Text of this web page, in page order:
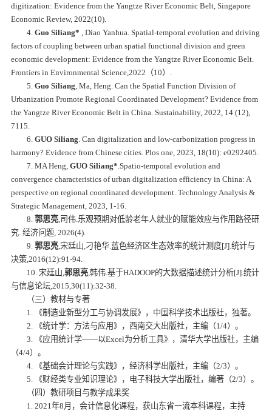
digitization: Evidence from the Yangtze River Economic Belt, Singapore
Economic Review, 2022(10).
4.Guo Siliang* , Diao Yanhua. Spatial-temporal evolution and driving
factors of coupling between urban spatial functional division and green
economic development: Evidence from the Yangtze River Economic Belt.
Frontiers in Environmental Science ,2022（10）.
5.Guo Siliang , Ma, Heng. Can the Spatial Function Division of
Urbanization Promote Regional Coordinated Development? Evidence from
the Yangtze River Economic Belt in China. Sustainability, 2022, 14 (12),
7115.
6.GUO Siliang . Can digitalization and low-carbonization progress in
harmony? Evidence from Chinese cities. Plos one , 2023, 18(10): e0292405.
7. MA Heng,GUO Siliang* .Spatio-temporal evolution and
convergence characteristics of urban digitalization efficiency in China: A
perspective on regional coordinated development. Technology Analysis &
Strategic Management , 2023, 1-16.
8.郭思亮 ,司伟.乐观预期对低龄老年人就业的赋能效应与作用路径研
究. 经济问题, 2026(4).
9.郭思亮 ,宋廷山,刁艳华.蓝色经济区生态效率的统计测度[J].统计与
决策,2016(12):91-94.
10. 宋廷山,郭思亮 ,韩伟.基于HADOOP的大数据描述统计分析[J].统计
与信息论坛,2015,30(11):32-38.
（三）教材与专著
1. 《制造业新型分工与协调发展》，中国科学技术出版社，独著。
2. 《统计学：方法与应用》，西南交大出版社，主编（1/4）。
3. 《应用统计学——以Excel为分析工具》，清华大学出版社，主编
（4/4）。
4. 《基础会计理论与实践》，经济科学出版社，主编（2/3）。
5. 《财经类专业知识理论》，电子科技大学出版社，编著（2/3）。
（四）教研项目与教学成果奖
1. 2021年8月，会计信息化课程，获山东省一流本科课程，主持